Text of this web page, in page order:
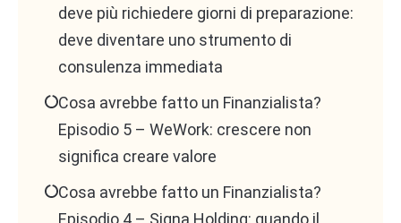
deve più richiedere giorni di preparazione:
deve diventare uno strumento di
consulenza immediata
Cosa avrebbe fatto un Finanzialista?
Episodio 5 – WeWork: crescere non
significa creare valore
Cosa avrebbe fatto un Finanzialista?
Episodio 4 – Signa Holding: quando il